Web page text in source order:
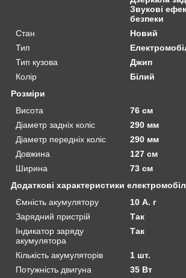
Звукові
безпеки
Стан
Новий
Тип
Тип кузова
Джип
Колір
Білий
Розміри
Висота
76 см
Діаметр задніх коліс
290 мм
Діаметр передніх коліс
290 мм
Довжина
127 см
Ширина
73 см
Додаткові характеристики
Ємність акумулятору
10 А. г
Зарядний пристрій
Так
Індикатор заряду
акумулятора
Так
Кількість акумуляторів
1 шт.
Потужність двигуна
35 Вт